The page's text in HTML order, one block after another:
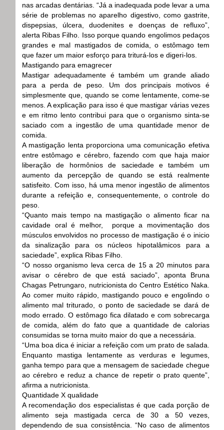
nas arcadas dentárias. “Já a inadequada pode levar a uma
série de problemas no aparelho digestivo, como gastrite,
dispepsias, úlcera, duodenites e doenças de refluxo”,
alerta Ribas Filho. Isso porque quando engolimos pedaços
grandes e mal mastigados de comida, o estômago tem
que fazer um maior esforço para triturá-los e digeri-los.
Mastigando para emagrecer
Mastigar adequadamente é também um grande aliado
para a perda de peso. Um dos principais motivos é
simplesmente que, quando se come lentamente, come-se
menos. A explicação para isso é que mastigar várias vezes
e em ritmo lento contribui para que o organismo sinta-se
saciado com a ingestão de uma quantidade menor de
comida.
A mastigação lenta proporciona uma comunicação efetiva
entre estômago e cérebro, fazendo com que haja maior
liberação de hormônios de saciedade e também um
aumento da percepção de quando se está realmente
satisfeito. Com isso, há uma menor ingestão de alimentos
durante a refeição e, consequentemente, o controle do
peso.
“Quanto mais tempo na mastigação o alimento ficar na
cavidade oral é melhor, porque a movimentação dos
músculos envolvidos no processo de mastigação é o inicio
da sinalização para os núcleos hipotalâmicos para a
saciedade”, explica Ribas Filho.
“O nosso organismo leva cerca de 15 a 20 minutos para
avisar o cérebro de que está saciado”, aponta Bruna
Chagas Petrungaro, nutricionista do Centro Estético Naka.
Ao comer muito rápido, mastigando pouco e engolindo o
alimento mal triturado, o ponto de saciedade se dará de
modo errado. O estômago fica dilatado e com sobrecarga
de comida, além do fato que a quantidade de calorias
consumidas se torna muito maior do que a necessária.
“Uma boa dica é iniciar a refeição com um prato de salada.
Enquanto mastiga lentamente as verduras e legumes,
ganha tempo para que a mensagem de saciedade chegue
ao cérebro e reduz a chance de repetir o prato quente”,
afirma a nutricionista.
Quantidade X qualidade
A recomendação dos especialistas é que cada porção de
alimento seja mastigada cerca de 30 a 50 vezes,
dependendo de sua consistência. “No caso de alimentos